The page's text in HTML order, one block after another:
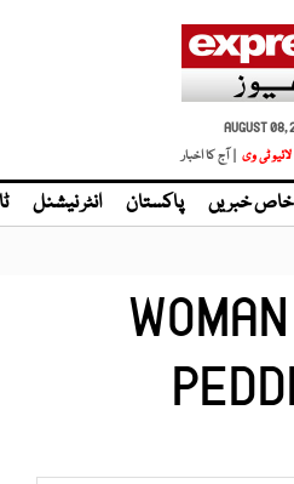
AUGUST 08,
لائیو ٹی وی | آج کا اخبار
خاص خبریں پاکستان انٹر نیشنل